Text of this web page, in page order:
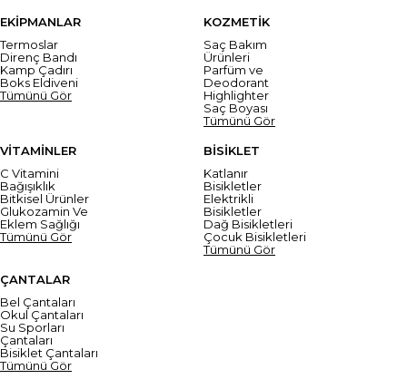
EKİPMANLAR
Termoslar
Direnç Bandı
Kamp Çadırı
Boks Eldiveni
Tümünü Gör
KOZMETİK
Saç Bakım
Ürünleri
Parfüm ve
Deodorant
Highlighter
Saç Boyası
Tümünü Gör
VİTAMİNLER
C Vitamini
Bağışıklık
Bitkisel Ürünler
Glukozamin Ve
Eklem Sağlığı
Tümünü Gör
BİSİKLET
Katlanır
Bisikletler
Elektrikli
Bisikletler
Dağ Bisikletleri
Çocuk Bisikletleri
Tümünü Gör
ÇANTALAR
Bel Çantaları
Okul Çantaları
Su Sporları
Çantaları
Bisiklet Çantaları
Tümünü Gör